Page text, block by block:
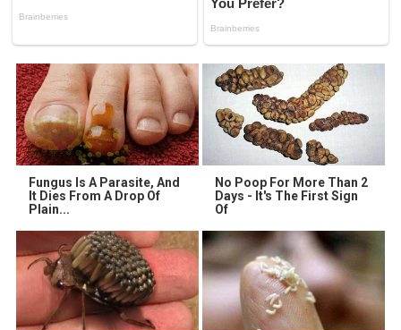
Fungus Is A Parasite, And
It Dies From A Drop Of
Plain...
No Poop For More Than 2
Days - It's The First Sign
Of